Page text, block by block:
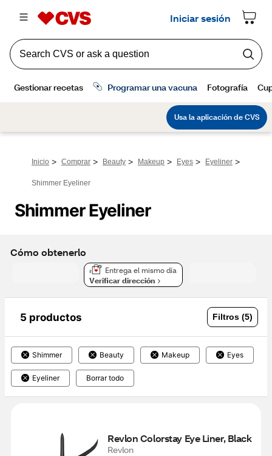
Inicio > Comprar > Beauty > Makeup > Eyes > Eyeliner >
Shimmer Eyeliner
Shimmer Eyeliner
Cómo obtenerlo
Entrega el mismo día
Verificar dirección
5 productos Filtros (5)
Shimmer Beauty Makeup Eyes
Eyeliner Borrar todo
Revlon Colorstay Eye Liner, Black
Revlon